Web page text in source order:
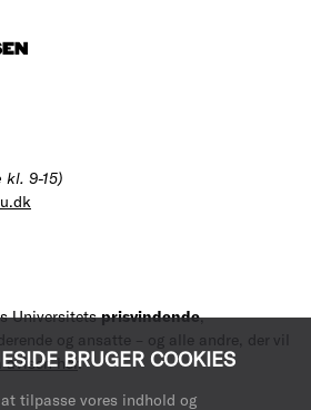
BRUGER COOKIES
tilpasse vores indhold og
kl. 9-15)
Universitetsprisvindende,
og ansatte – og alle andre, der vil
her.